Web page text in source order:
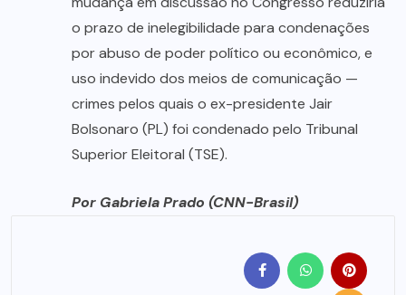
o prazo de inelegibilidade para condenações
por abuso de poder político ou econômico, e
uso indevido dos meios de comunicação —
crimes pelos quais o ex-presidente Jair
Bolsonaro (PL) foi condenado pelo Tribunal
Superior Eleitoral (TSE).
Por Gabriela Prado (CNN-Brasil)